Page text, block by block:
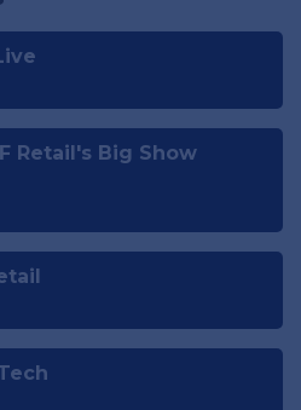
Retail's Big Show